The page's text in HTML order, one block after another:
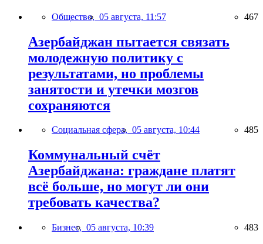
Общество, 05 августа, 11:57 467
Азербайджан пытается связать
молодежную политику с
результатами, но проблемы
занятости и утечки мозгов
сохраняются
Социальная сфера, 05 августа, 10:44 485
Коммунальный счёт
Азербайджана: граждане платят
всё больше, но могут ли они
требовать качества?
Бизнес, 05 августа, 10:39 483